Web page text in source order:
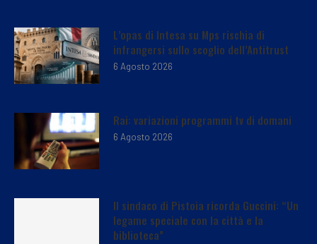
L’opas di Intesa su Mps rischia di
infrangersi sullo scoglio dell’Antitrust
6 Agosto 2026
Rai: variazioni programmi tv di domani
6 Agosto 2026
Il sindaco di Pistoia ricorda Guccini: “Un
legame speciale con la città e la
biblioteca”